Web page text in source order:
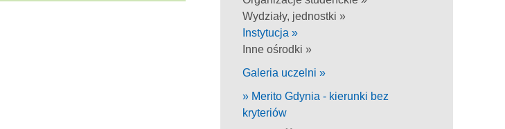
Wydziały, jednostki »
Instytucja »
Inne ośrodki »
Galeria uczelni »
» Merito Gdynia - kierunki bez
kryteriów